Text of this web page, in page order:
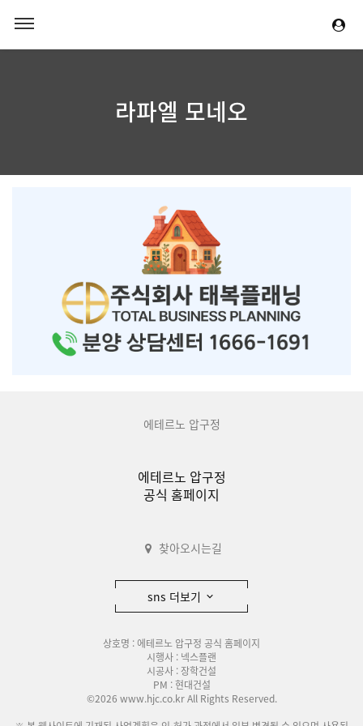
라파엘 모네오
에테르노 압구정
에테르노 압구정
공식 홈페이지
찾아오시는길
sns 더보기
상호명 : 에테르노 압구정 공식 홈페이지
시행사 : 넥스플랜
시공사 : 장학건설
PM : 현대건설
©2026 www.hjc.co.kr All Rights Reserved.